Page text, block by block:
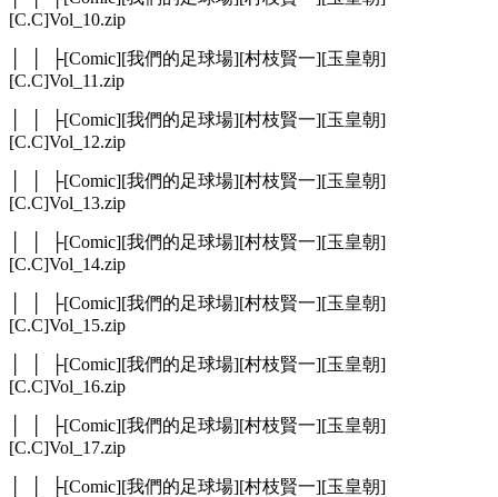
[C.C]Vol_10.zip
│ │ ├[Comic][我們的足球場][村枝賢一][玉皇朝]
[C.C]Vol_11.zip
│ │ ├[Comic][我們的足球場][村枝賢一][玉皇朝]
[C.C]Vol_12.zip
│ │ ├[Comic][我們的足球場][村枝賢一][玉皇朝]
[C.C]Vol_13.zip
│ │ ├[Comic][我們的足球場][村枝賢一][玉皇朝]
[C.C]Vol_14.zip
│ │ ├[Comic][我們的足球場][村枝賢一][玉皇朝]
[C.C]Vol_15.zip
│ │ ├[Comic][我們的足球場][村枝賢一][玉皇朝]
[C.C]Vol_16.zip
│ │ ├[Comic][我們的足球場][村枝賢一][玉皇朝]
[C.C]Vol_17.zip
│ │ ├[Comic][我們的足球場][村枝賢一][玉皇朝]